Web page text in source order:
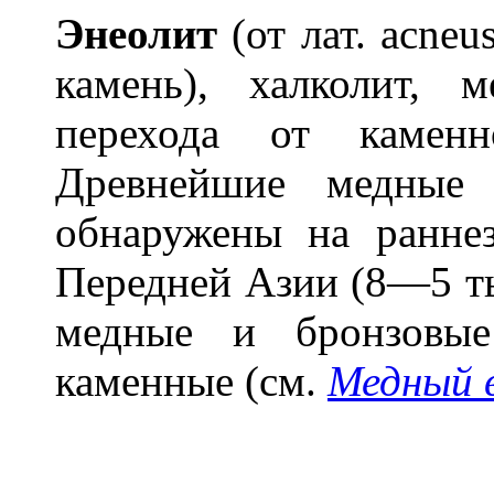
Энеолит (от лат.
камень), халколит,
перехода от
Древнейшие
обнаружены на
Передней Азии (8—5
медные и
каменные (см. Медный